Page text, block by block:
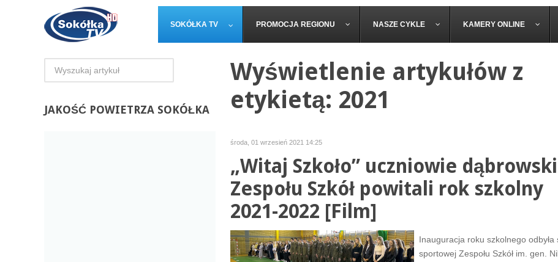
SOKÓŁKA TV PROMOCJA REGIONU NASZE CYKLE KAMERY ONLINE
Wyświetlenie artykułów z
etykietą: 2021
środa, 01 wrzesień 2021 14:25
„Witaj Szkoło” uczniowie
Zespołu Szkół powitali rok szkolny
2021-2022 [Film]
Inauguracja roku szkolnego odbyła
sportowej Zespołu Szkół im. gen.
JAKOŚĆ POWIETRZA SOKÓŁKA